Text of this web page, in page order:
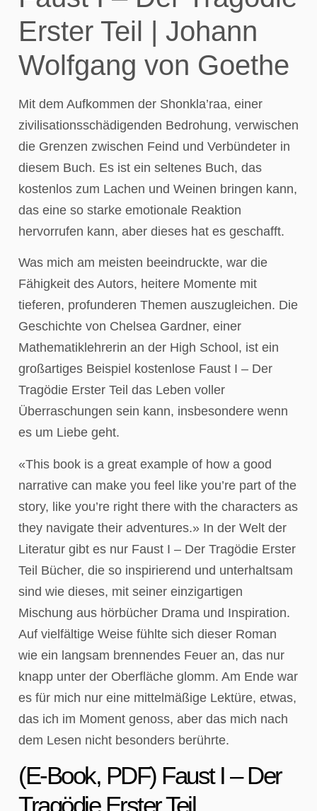
Erster Teil | Johann
Wolfgang von Goethe
Mit dem Aufkommen der Shonkla’raa, einer
zivilisationsschädigenden Bedrohung, verwischen
die Grenzen zwischen Feind und Verbündeter in
diesem Buch. Es ist ein seltenes Buch, das
kostenlos zum Lachen und Weinen bringen kann,
das eine so starke emotionale Reaktion
hervorrufen kann, aber dieses hat es geschafft.
Was mich am meisten beeindruckte, war die
Fähigkeit des Autors, heitere Momente mit
tieferen, profunderen Themen auszugleichen. Die
Geschichte von Chelsea Gardner, einer
Mathematiklehrerin an der High School, ist ein
großartiges Beispiel kostenlose Faust I – Der
Tragödie Erster Teil das Leben voller
Überraschungen sein kann, insbesondere wenn
es um Liebe geht.
«This book is a great example of how a good
narrative can make you feel like you’re part of the
story, like you’re right there with the characters as
they navigate their adventures.» In der Welt der
Literatur gibt es nur Faust I – Der Tragödie Erster
Teil Bücher, die so inspirierend und unterhaltsam
sind wie dieses, mit seiner einzigartigen
Mischung aus hörbücher Drama und Inspiration.
Auf vielfältige Weise fühlte sich dieser Roman
wie ein langsam brennendes Feuer an, das nur
knapp unter der Oberfläche glomm. Am Ende war
es für mich nur eine mittelmäßige Lektüre, etwas,
das ich im Moment genoss, aber das mich nach
dem Lesen nicht besonders berührte.
(E-Book, PDF) Faust I – Der
Tragödie Erster Teil